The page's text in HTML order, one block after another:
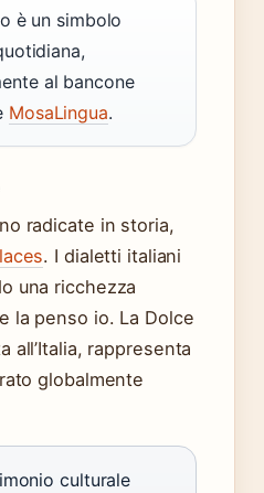
è un simbolo
al bancone
MosaLingua.
radicate in storia,
. I dialetti italiani
una ricchezza
la penso io. La Dolce
all’Italia, rappresenta
globalmente
culturale